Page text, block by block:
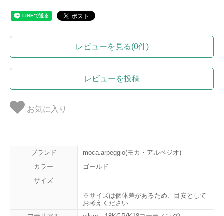
レビューを見る(0件)
レビューを投稿
お気に入り
ブランド
moca.arpeggio(モカ・アルペジオ)
カラー
ゴールド
サイズ
---
※サイズは個体差があるため、目安として
お考えください